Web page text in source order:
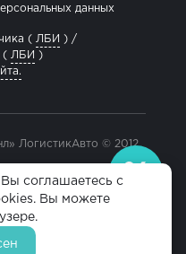
соглашаетесь с
Вы можете
данных
( ЛБИ
) /
( ЛБИ
)
ЛогистикАвто © 2012
сайта